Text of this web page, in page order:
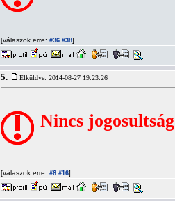
[válaszok erre: #36 #38]
5. Elküldve: 2014-08-27 19:23:26
Nincs
[válaszok erre: #6 #16]